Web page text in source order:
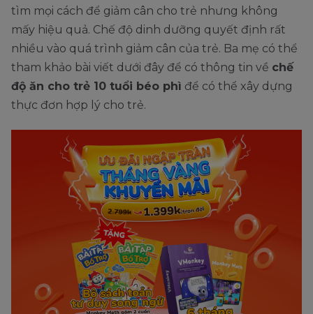
tìm mọi cách để giảm cân cho trẻ nhưng không
mấy hiệu quả. Chế độ dinh dưỡng quyết định rất
nhiều vào quá trình giảm cân của trẻ. Ba mẹ có thể
tham khảo bài viết dưới đây để có thông tin về chế
độ ăn cho trẻ 10 tuổi béo phì để có thể xây dựng
thực đơn hợp lý cho trẻ.